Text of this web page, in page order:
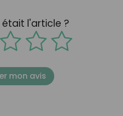
l'article ?
mon avis